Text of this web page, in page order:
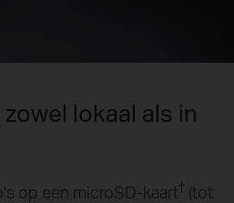
lokaal als in
op een microSD-kaart† (tot